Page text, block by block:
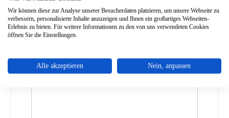
Wir können diese zur Analyse unserer Besucherdaten platzieren, um unsere Webseite zu
verbessern, personalisierte Inhalte anzuzeigen und Ihnen ein großartiges Webseiten-
Erlebnis zu bieten. Für weitere Informationen zu den von uns verwendeten Cookies
öffnen Sie die Einstellungen.
Alle akzeptieren Nein, anpassen